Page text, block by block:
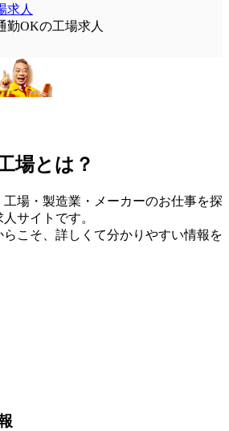
求人
勤OKの工場求人
場とは？
場・製造業・メーカーのお仕事を探
サイトです。
こそ、詳しくて分かりやすい情報を